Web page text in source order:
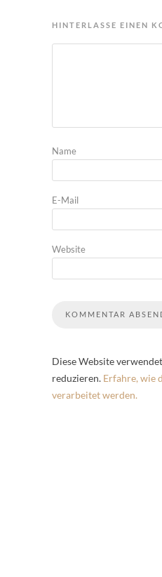
HINTERLASSE EINEN
Name
E-Mail
Website
Diese Website
reduzieren. Erfahre, wie
verarbeitet werden.